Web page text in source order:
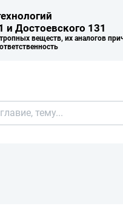
Достоевского 131
веществ, их аналогов